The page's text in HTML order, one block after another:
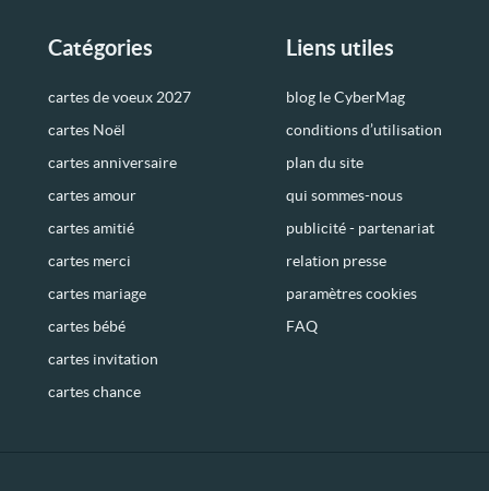
Catégories
cartes de voeux 2027
cartes Noël
cartes anniversaire
cartes amour
cartes amitié
cartes merci
cartes mariage
cartes bébé
cartes invitation
cartes chance
Liens utiles
blog le CyberMag
conditions d’utilisation
plan du site
qui sommes-nous
publicité - partenariat
relation presse
paramètres cookies
FAQ